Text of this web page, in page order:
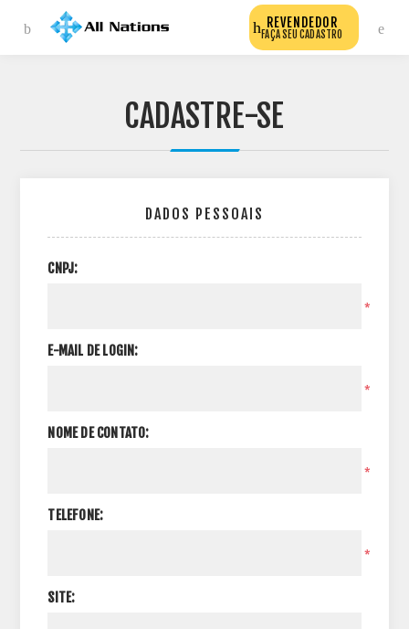
REVENDEDOR
FAÇA SEU CADASTRO
CADASTRE-SE
DADOS PESSOAIS
CNPJ:
*
E-MAIL DE LOGIN:
*
NOME DE CONTATO:
*
TELEFONE:
*
SITE: